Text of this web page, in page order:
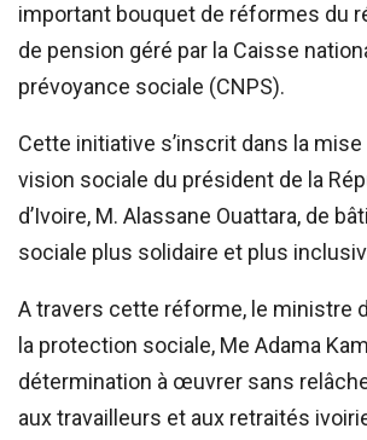
important bouquet de réformes du
de pension géré par la Caisse
prévoyance sociale (CNPS).
Cette initiative s’inscrit dans la
vision sociale du président de la
d’Ivoire, M. Alassane Ouattara, de
sociale plus solidaire et plus
A travers cette réforme, le ministre
la protection sociale, Me Adama
détermination à œuvrer sans
aux travailleurs et aux retraités